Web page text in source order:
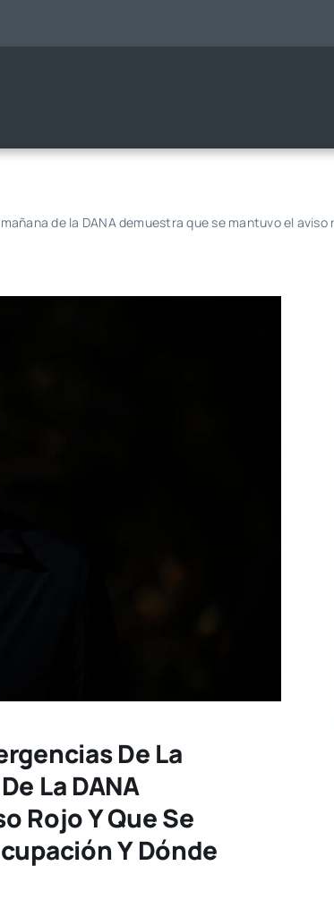
de la DANA demuestra que se mantuvo el
De La
La DANA
Rojo Y Que Se
Y Dónde